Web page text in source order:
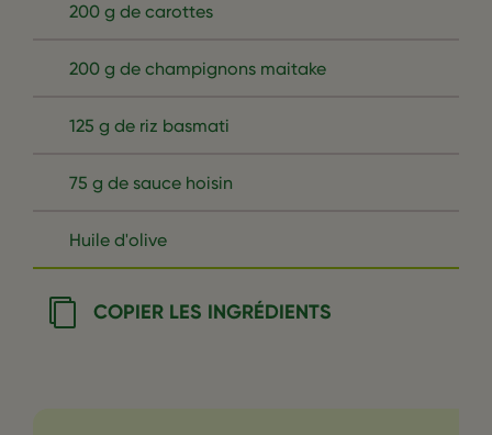
200 g de carottes
200 g de champignons maitake
125 g de riz basmati
75 g de sauce hoisin
Huile d'olive
COPIER LES INGRÉDIENTS